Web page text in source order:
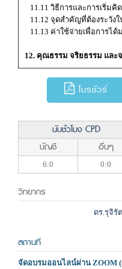
11.11 วิธีการและการเริ่ม
11.12 จุดสำคัญที่ต้องระวัง
11.13 ค่าใช้จ่ายเพื่อการไ
12. คุณธรรม จริยธรรม แล
โบรชัวร์
นับชั่วโมง CPD
บัญชี
อื่นๆ
6:0 0:0
วิทยากร
ดร.รุจิ
สถานที่
จัดอบรมออนไลน์ผ่าน